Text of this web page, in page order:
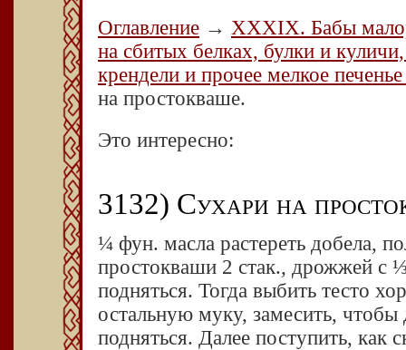
Оглавление → XXXIX. Бабы
на сбитых белках, булки и
крендели и прочее мелкое
на простокваше.
Это интересно:
3132) Сухари на
¼ фун. масла растереть добела,
простокваши 2 стак., дрожжей с
подняться. Тогда выбить тесто
остальную муку, замесить,
подняться. Далее поступить, как